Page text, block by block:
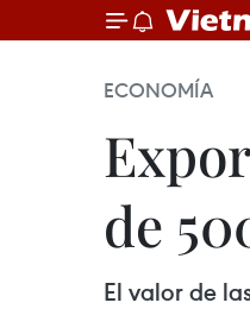
ECONOMÍA
de
El valor de